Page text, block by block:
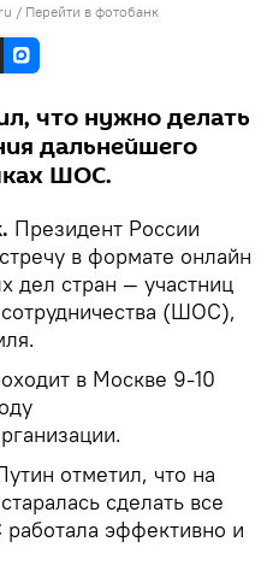
/ Перейти в фотобанк
что нужно делать
дальнейшего
ШОС.
Президент России
в формате онлайн
дел стран — участниц
(ШОС),
в Москве 9-10
отметил, что на
сделать все
эффективно и